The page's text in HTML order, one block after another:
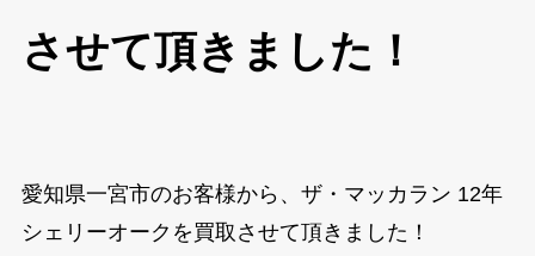
させて頂きました！
愛知県一宮市のお客様から、ザ・マッカラン 12年
シェリーオークを買取させて頂きました！